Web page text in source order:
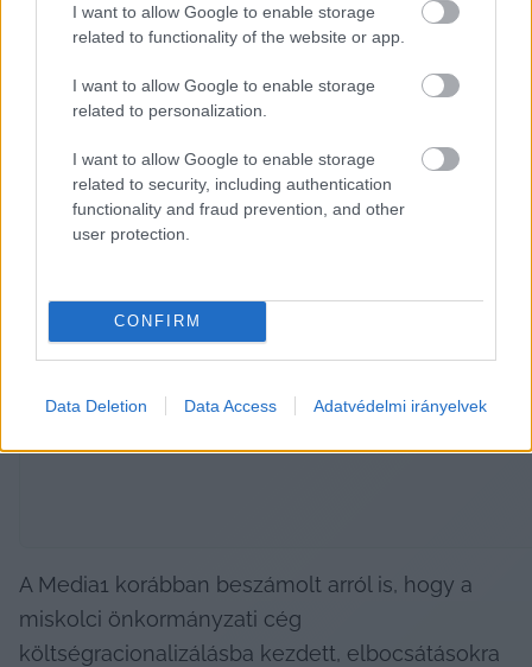
I want to allow Google to enable storage
related to functionality of the website or app.
I want to allow Google to enable storage
related to personalization.
I want to allow Google to enable storage
related to security, including authentication
functionality and fraud prevention, and other
user protection.
CONFIRM
Data Deletion Data Access Adatvédelmi irányelvek
változásával indokolják.
A cég azt ígéri, a helyi tévé modernebb
szemlélettel és a kor követelményeinek
megfelelve folytatja a nézők tájékoztatását,
tartalmaik a honlapjukon, a YouTube, Facebook,
Instagram és TikTok csatornáikon lesznek
A Media1 korábban beszámolt arról is, hogy a
miskolci önkormányzati cég
költségracionalizálásba kezdett, elbocsátásokra